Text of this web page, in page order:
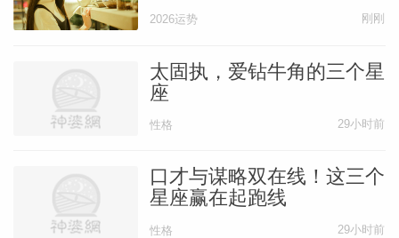
2026运势 刚刚
太固执，爱钻牛角的三个星
座
性格 29小时前
口才与谋略双在线！这三个
星座赢在起跑线
性格 29小时前